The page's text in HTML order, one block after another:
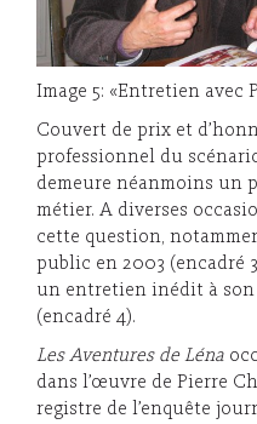
Image 5: «Entretien avec
Couvert de prix et
professionnel du
demeure néanmoins un
métier. A diverses
cette question,
public en 2003 (encadré
un entretien inédit à son
(encadré 4).
Les Aventures de Léna
dans l’œuvre de Pierre
registre de l’enquête